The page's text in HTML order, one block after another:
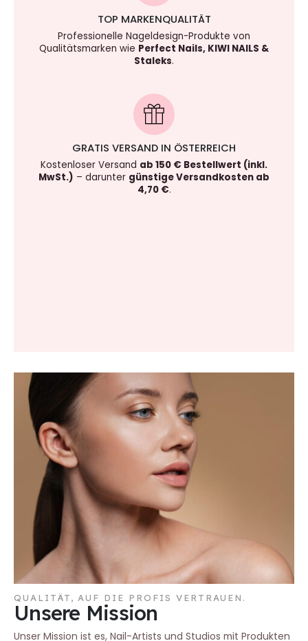
TOP MARKENQUALITÄT
Professionelle Nageldesign-Produkte von
Qualitätsmarken wie Perfect Nails, KIWI NAILS &
Staleks.
GRATIS VERSAND IN ÖSTERREICH
Kostenloser Versand ab 150 € Bestellwert (inkl.
MwSt.) – darunter günstige Versandkosten ab
4,70 €.
QUALITÄT, AUF DIE PROFIS VERTRAUEN.
Unsere Mission
Unser Mission ist es, Nail-Artists und Studios mit Produkten